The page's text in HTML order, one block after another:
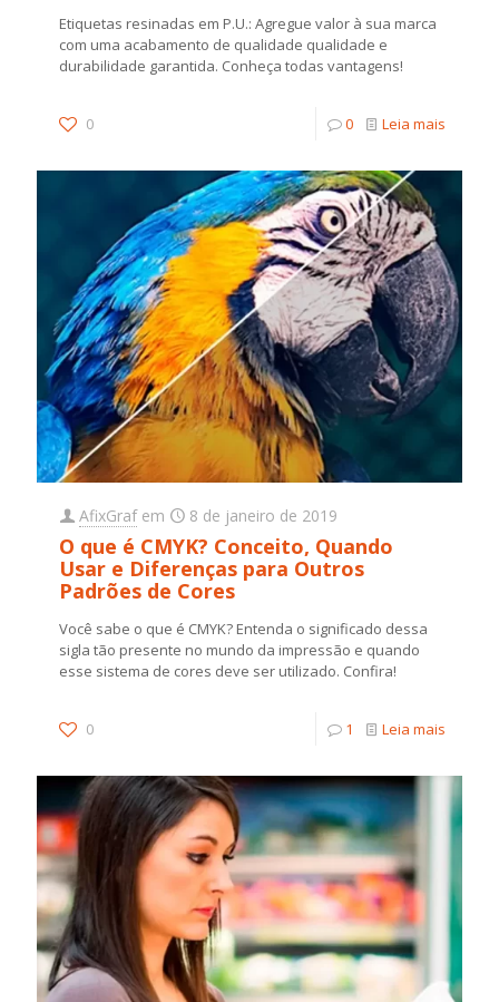
Etiquetas resinadas em P.U.: Agregue valor à sua marca
com uma acabamento de qualidade qualidade e
durabilidade garantida. Conheça todas vantagens!
0 0 Leia mais
AfixGraf em 8 de janeiro de 2019
O que é CMYK? Conceito, Quando
Usar e Diferenças para Outros
Padrões de Cores
Você sabe o que é CMYK? Entenda o significado dessa
sigla tão presente no mundo da impressão e quando
esse sistema de cores deve ser utilizado. Confira!
0 1 Leia mais